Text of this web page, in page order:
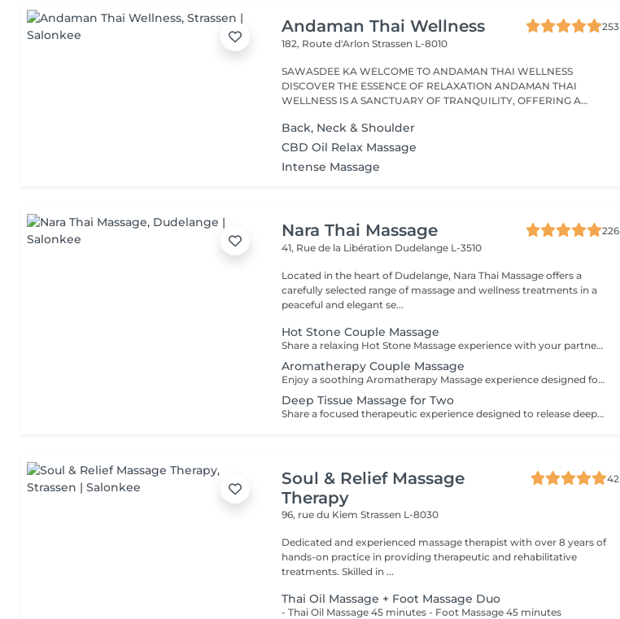
Andaman Thai Wellness
253
182, Route d'ArlonStrassen L-8010
SAWASDEE KA WELCOME TO ANDAMAN THAI WELLNESS
DISCOVER THE ESSENCE OF RELAXATION ANDAMAN THAI
WELLNESS IS A SANCTUARY OF TRANQUILITY, OFFERING A
Back, Neck & Shoulder
CBD Oil Relax Massage
Intense Massage
Nara Thai Massage
226
41, Rue de la Libération Dudelange L-3510
Located in the heart of Dudelange, Nara Thai Massage offers a
carefully selected range of massage and wellness treatments in a
peaceful and elegant se...
Hot Stone Couple Massage
Share a relaxing Hot Stone Massage experience with your partner, friend, or loved one. Smooth heated stones and warm oils help ease muscular tension while creating a calming and memorable wellness experience.
Aromatherapy Couple Massage
Enjoy a soothing Aromatherapy Massage experience designed for two. Carefully selected aromatic oils are combined with gentle, flowing massage techniques to create a deeply calming and enjoyable treatment. The natural fragrances help create a peaceful atmosphere, while the massage promotes relaxation and comfort. An ideal choice for couples, friends, or family members wishing to share a moment of tranquillity and well-being.
Deep Tissue Massage for Two
Share a focused therapeutic experience designed to release deep-seated tension and restore freedom of movement. Using slow, targeted pressure, this treatment works into deeper muscle layers and connective tissue, making it ideal for persistent tightness, physical strain, and active lifestyles.
Soul & Relief Massage
Therapy
42
96, rue du KiemStrassen L-8030
Dedicated and experienced massage therapist with over 8 years of
hands-on practice in providing therapeutic and rehabilitative
treatments. Skilled in ...
Thai Oil Massage + Foot Massage Duo
- Thai Oil Massage 45 minutes - Foot Massage 45 minutes